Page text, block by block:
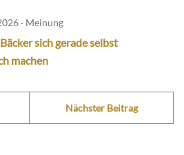
· Meinung
sich gerade selbst
machen
Nächster Beitrag